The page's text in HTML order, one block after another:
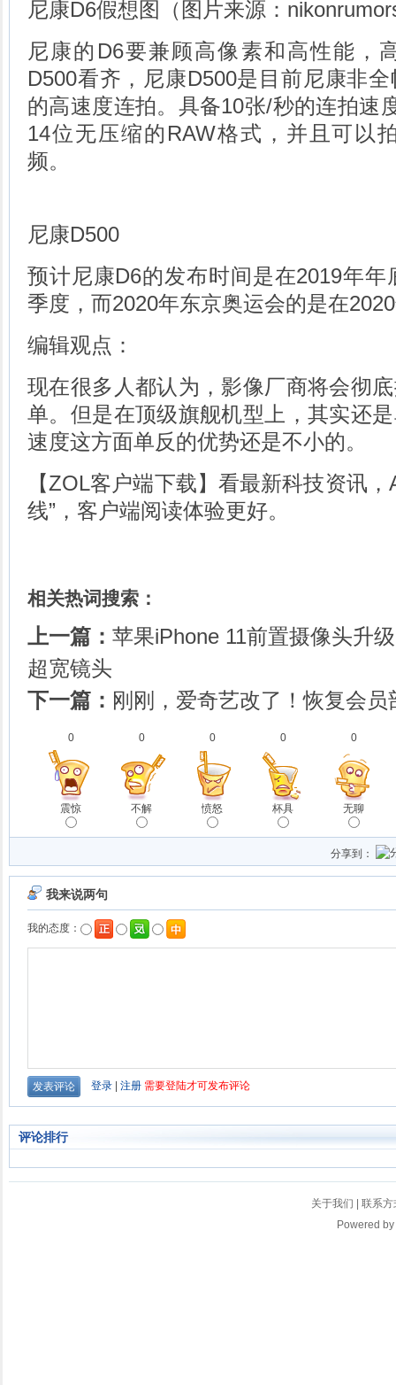
尼康D6假想图（图片来源：
尼康的D6要兼顾高像素和高性能，
D500看齐，尼康D500是目前尼康非
的高速度连拍。具备10张/秒的连拍速
14位无压缩的RAW格式，并且可以
频。
尼康D500
预计尼康D6的发布时间是在2019年年
季度，而2020年东京奥运会的是在
编辑观点：
现在很多人都认为，影像厂商将会彻
单。但是在顶级旗舰机型上，其实还
速度这方面单反的优势还是不小的。
【ZOL客户端下载】看最新科技资讯
线”，客户端阅读体验更好。
相关热词搜索：
上一篇： 苹果iPhone 11前置摄像头升
超宽镜头
下一篇： 刚刚，爱奇艺改了！恢复会员
0
震惊
0
不解
0
愤怒
0
杯具
0
无聊
分享到：
评论排行
关于我们
联系方
Powered by